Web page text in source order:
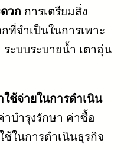
วก การเตรียมสิ่ง
ที่จำเป็นในการเพาะ
ระบบระบายน้ำ เตาอุ่น
ช้จ่ายในการดำเนิน
าบำรุงรักษา ค่าซื้อ
ในการดำเนินธุรกิจ